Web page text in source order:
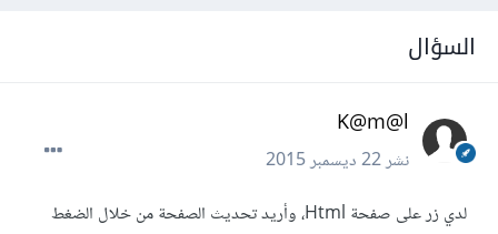
السؤال
K@m@l
نشر22 ديسمبر 2015
لدي زر على صفحة Html، وأريد تحديث الصفحة من خلال الضغط